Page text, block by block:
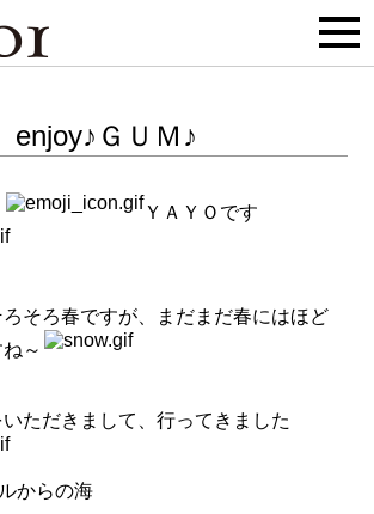
enjoy♪ＧＵＭ♪
ＹＡＹＯです
そろ春ですが、まだまだ春にはほど
～
ただきまして、行ってきました